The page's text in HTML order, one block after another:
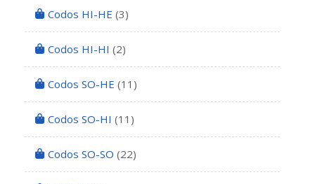
Codos HI-HE (3)
Codos HI-HI (2)
Codos SO-HE (11)
Codos SO-HI (11)
Codos SO-SO (22)